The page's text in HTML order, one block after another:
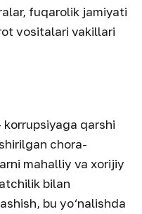
fuqarolik jamiyati
vositalari vakillari
qarshi
chora-
mahalliy va xorijiy
bilan
bu yo‘nalishda